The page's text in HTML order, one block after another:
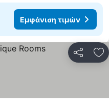
Εμφάνιση τιμών